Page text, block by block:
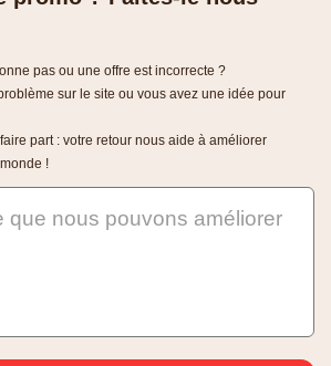
pas ou une offre est incorrecte ?
sur le site ou vous avez une idée pour
part : votre retour nous aide à améliorer
!
que nous pouvons améliorer